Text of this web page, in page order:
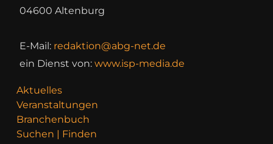
04600 Altenburg
E-Mail: redaktion@abg-net.de
ein Dienst von: www.isp-media.de
Aktuelles
Veranstaltungen
Branchenbuch
Suchen | Finden